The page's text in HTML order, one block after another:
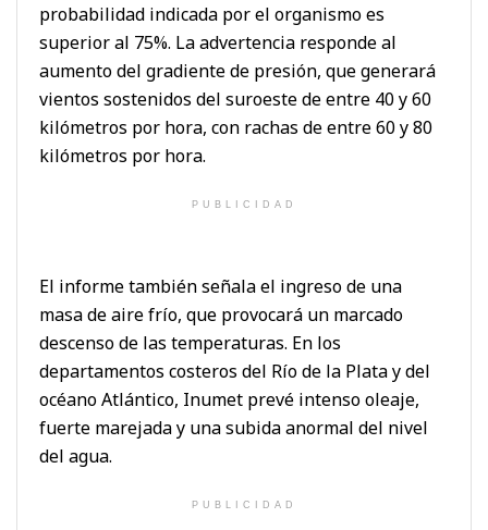
probabilidad indicada por el organismo es
superior al 75%. La advertencia responde al
aumento del gradiente de presión, que generará
vientos sostenidos del suroeste de entre 40 y 60
kilómetros por hora, con rachas de entre 60 y 80
kilómetros por hora.
PUBLICIDAD
El informe también señala el ingreso de una
masa de aire frío, que provocará un marcado
descenso de las temperaturas. En los
departamentos costeros del Río de la Plata y del
océano Atlántico, Inumet prevé intenso oleaje,
fuerte marejada y una subida anormal del nivel
del agua.
PUBLICIDAD